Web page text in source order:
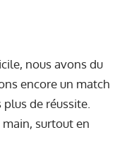
nous avons du
encore un match
de réussite.
surtout en